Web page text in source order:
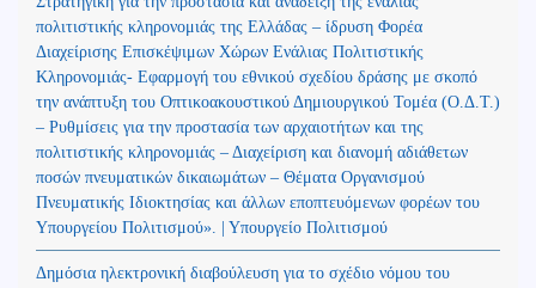
πολιτιστικής κληρονομιάς της Ελλάδας – ίδρυση Φορέα
Διαχείρισης Επισκέψιμων Χώρων Ενάλιας Πολιτιστικής
Κληρονομιάς- Εφαρμογή του εθνικού σχεδίου δράσης με σκοπό
την ανάπτυξη του Οπτικοακουστικού Δημιουργικού Τομέα (Ο.Δ.Τ.)
– Ρυθμίσεις για την προστασία των αρχαιοτήτων και της
πολιτιστικής κληρονομιάς – Διαχείριση και διανομή αδιάθετων
ποσών πνευματικών δικαιωμάτων – Θέματα Οργανισμού
Πνευματικής Ιδιοκτησίας και άλλων εποπτευόμενων φορέων του
Υπουργείου Πολιτισμού». | Υπουργείο Πολιτισμού
Δημόσια ηλεκτρονική διαβούλευση για το σχέδιο νόμου του